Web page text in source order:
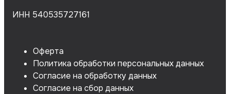
ИНН 540535727161
Оферта
Политика обработки персональных данных
Согласие на обработку данных
Согласие на сбор данных